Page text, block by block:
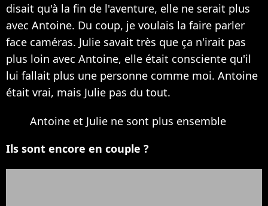
disait qu'à la fin de l'aventure, elle ne serait plus
avec Antoine. Du coup, je voulais la faire parler
face caméras. Julie savait très que ça n'irait pas
plus loin avec Antoine, elle était consciente qu'il
lui fallait plus une personne comme moi. Antoine
était vrai, mais Julie pas du tout.
Antoine et Julie ne sont plus ensemble
Ils sont encore en couple ?